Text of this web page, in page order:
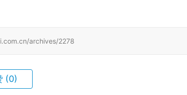
archives/2278
(0)